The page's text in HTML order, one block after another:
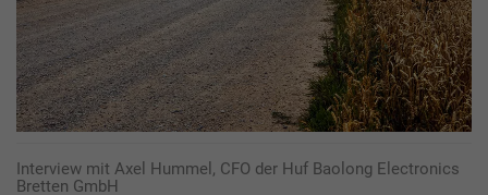
Interview mit Axel Hummel, CFO der Huf Baolong Electronics
Bretten GmbH